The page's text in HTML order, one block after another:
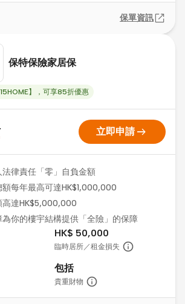
保單資訊
保特保險家居保
】，可享85折優惠
立即申請arrow_right_alt
律責任「零」自負金額
每年最高可達HK$1,000,000
高達HK$5,000,000
為你的樓宇結構提供「全險」的保障
HK$ 50,000
臨時居所／租金損失
包括
貴重財物